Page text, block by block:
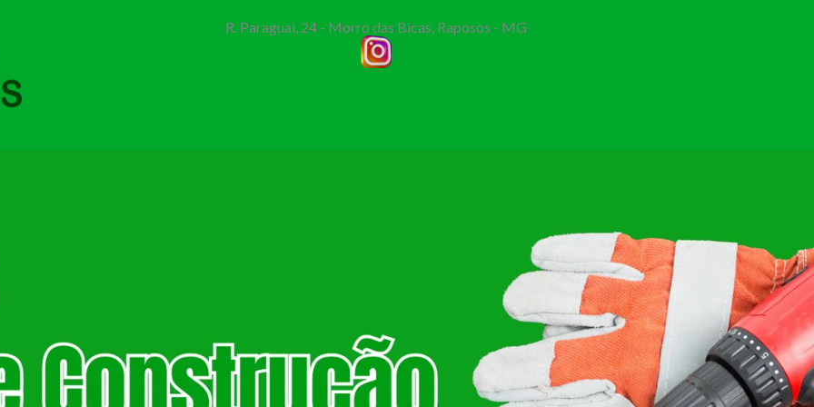
R. Paraguai, 24 - Morro das Bicas, Raposos - MG